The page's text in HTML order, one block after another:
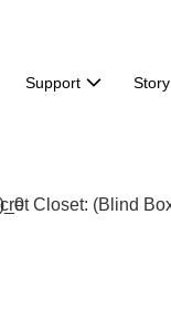
Support Story